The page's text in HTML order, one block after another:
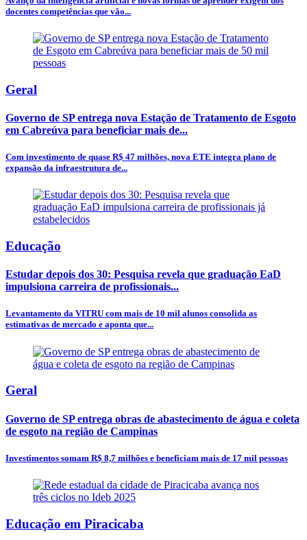
docentes competências que vão...
Geral
Governo de SP entrega nova Estação de Tratamento de Esgoto
em Cabreúva para beneficiar mais de...
Com investimento de quase R$ 47 milhões, nova ETE integra plano de
expansão da infraestrutura de...
Educação
Estudar depois dos 30: Pesquisa revela que graduação EaD
impulsiona carreira de profissionais...
Levantamento da VITRU com mais de 10 mil alunos consolida as
estimativas de mercado e aponta que...
Geral
Governo de SP entrega obras de abastecimento de água e coleta
de esgoto na região de Campinas
Investimentos somam R$ 8,7 milhões e beneficiam mais de 17 mil pessoas
Educação em Piracicaba